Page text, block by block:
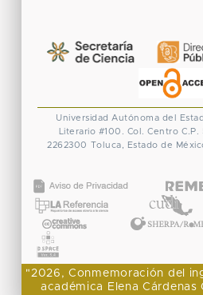
Universidad Autónoma del
Literario #100. Col. Centro C.P.
2262300 Toluca, Estado de
"2026, Conmemoración del
académica Elena Cárdenas